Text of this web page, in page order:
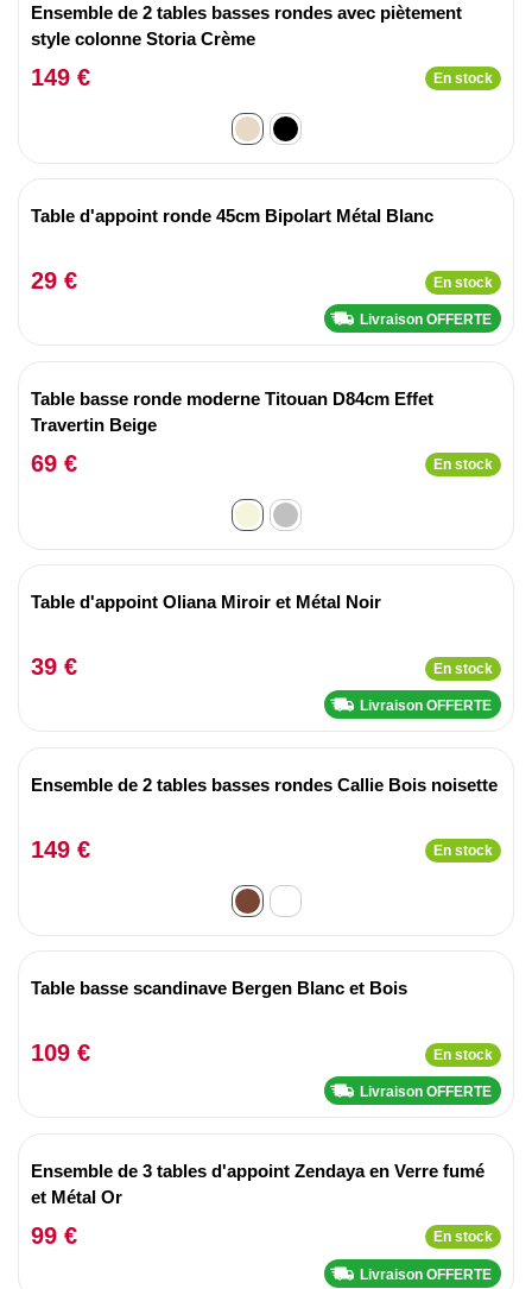
Ensemble de 2 tables basses rondes avec piètement
style colonne Storia Crème
149 € En stock
Table d'appoint ronde 45cm Bipolart Métal Blanc
29 € En stock
Livraison OFFERTE
Table basse ronde moderne Titouan D84cm Effet
Travertin Beige
69 € En stock
Table d'appoint Oliana Miroir et Métal Noir
39 € En stock
Livraison OFFERTE
Ensemble de 2 tables basses rondes Callie Bois noisette
149 € En stock
Table basse scandinave Bergen Blanc et Bois
109 € En stock
Livraison OFFERTE
Ensemble de 3 tables d'appoint Zendaya en Verre fumé
et Métal Or
99 € En stock
Livraison OFFERTE